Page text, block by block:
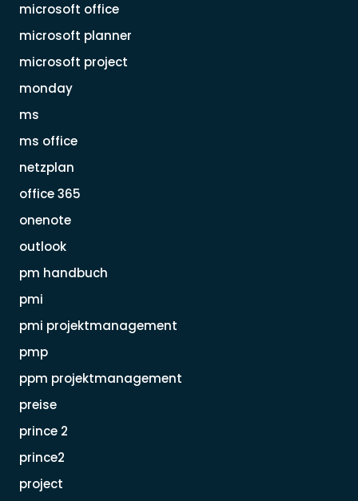
microsoft office
microsoft planner
microsoft project
monday
ms
ms office
netzplan
office 365
onenote
outlook
pm handbuch
pmi
pmi projektmanagement
pmp
ppm projektmanagement
preise
prince 2
prince2
project